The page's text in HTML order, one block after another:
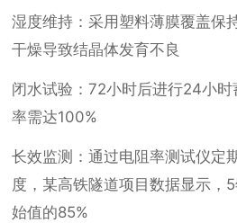
湿度维持：采用塑料薄膜覆盖保
干燥导致结晶体发育不良
闭水试验：72小时后进行24小
率需达100%
长效监测：通过电阻率测试仪定
度，某高铁隧道项目数据显示，
始值的85%